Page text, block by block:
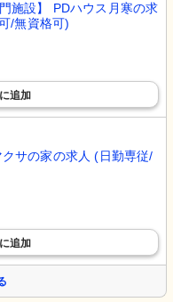
施設】 PDハウス月寒の求
/無資格可)
に追加
サの家の求人 (日勤専従/
に追加